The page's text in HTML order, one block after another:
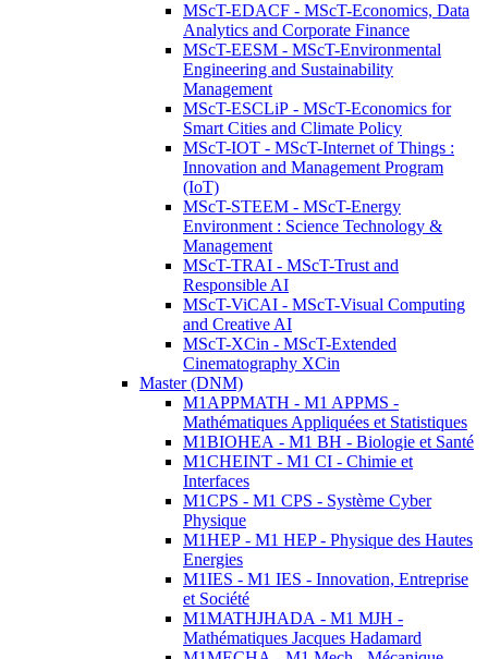
MScT-EDACF - MScT-Economics, Data
Analytics and Corporate Finance
MScT-EESM - MScT-Environmental
Engineering and Sustainability
Management
MScT-ESCLiP - MScT-Economics for
Smart Cities and Climate Policy
MScT-IOT - MScT-Internet of Things :
Innovation and Management Program
(IoT)
MScT-STEEM - MScT-Energy
Environment : Science Technology &
Management
MScT-TRAI - MScT-Trust and
Responsible AI
MScT-ViCAI - MScT-Visual Computing
and Creative AI
MScT-XCin - MScT-Extended
Cinematography XCin
Master (DNM)
M1APPMATH - M1 APPMS -
Mathématiques Appliquées et Statistiques
M1BIOHEA - M1 BH - Biologie et Santé
M1CHEINT - M1 CI - Chimie et
Interfaces
M1CPS - M1 CPS - Système Cyber
Physique
M1HEP - M1 HEP - Physique des Hautes
Energies
M1IES - M1 IES - Innovation, Entreprise
et Société
M1MATHJHADA - M1 MJH -
Mathématiques Jacques Hadamard